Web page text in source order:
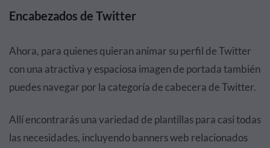
Encabezados de Twitter
Ahora, para quienes quieran animar su perfil de Twitter
con una atractiva y espaciosa imagen de portada también
puedes navegar por la categoría de cabecera de Twitter.
Allí encontrarás una variedad de plantillas para casi todas
las necesidades, incluyendo banners web relacionados